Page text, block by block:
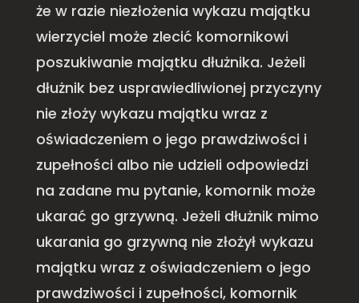
że w razie niezłożenia wykazu majątku
wierzyciel może zlecić komornikowi
poszukiwanie majątku dłużnika. Jeżeli
dłużnik bez usprawiedliwionej przyczyny
nie złoży wykazu majątku wraz z
oświadczeniem o jego prawdziwości i
zupełności albo nie udzieli odpowiedzi
na zadane mu pytanie, komornik może
ukarać go grzywną. Jeżeli dłużnik mimo
ukarania go grzywną nie złożył wykazu
majątku wraz z oświadczeniem o jego
prawdziwości i zupełności, komornik